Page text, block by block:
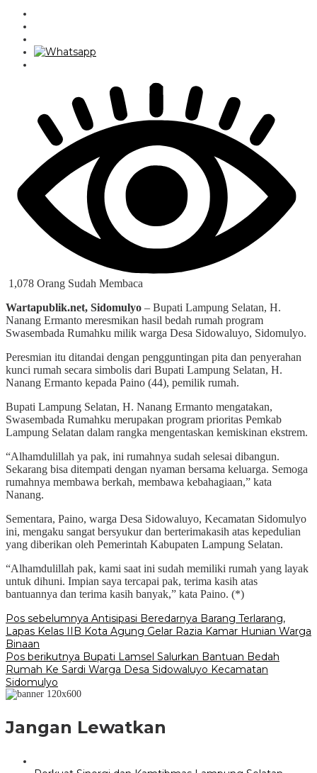
1,078 Orang Sudah Membaca
Wartapublik.net, Sidomulyo – Bupati Lampung Selatan, H.
Nanang Ermanto meresmikan hasil bedah rumah program
Swasembada Rumahku milik warga Desa Sidowaluyo, Sidomulyo.
Peresmian itu ditandai dengan pengguntingan pita dan penyerahan
kunci rumah secara simbolis dari Bupati Lampung Selatan, H.
Nanang Ermanto kepada Paino (44), pemilik rumah.
Bupati Lampung Selatan, H. Nanang Ermanto mengatakan,
Swasembada Rumahku merupakan program prioritas Pemkab
Lampung Selatan dalam rangka mengentaskan kemiskinan ekstrem.
“Alhamdulillah ya pak, ini rumahnya sudah selesai dibangun.
Sekarang bisa ditempati dengan nyaman bersama keluarga. Semoga
rumahnya membawa berkah, membawa kebahagiaan,” kata
Nanang.
Sementara, Paino, warga Desa Sidowaluyo, Kecamatan Sidomulyo
ini, mengaku sangat bersyukur dan berterimakasih atas kepedulian
yang diberikan oleh Pemerintah Kabupaten Lampung Selatan.
“Alhamdulillah pak, kami saat ini sudah memiliki rumah yang layak
untuk dihuni. Impian saya tercapai pak, terima kasih atas
bantuannya dan terima kasih banyak,” kata Paino. (*)
Navigasi
pos
Pos sebelumnya Antisipasi Beredarnya Barang Terlarang,
Lapas Kelas IIB Kota Agung Gelar Razia Kamar Hunian Warga
Binaan
Pos berikutnya Bupati Lamsel Salurkan Bantuan Bedah
Rumah Ke Sardi Warga Desa Sidowaluyo Kecamatan
Sidomulyo
Jangan Lewatkan